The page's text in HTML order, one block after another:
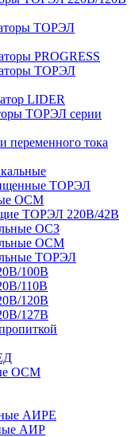
ТОРЭЛ
PROGRESS
ТОРЭЛ
LIDER
ТОРЭЛ серии
переменного тока
ТОРЭЛ
ОСМ
ТОРЭЛ 220В/42В
ОСЗ
ОСМ
ТОРЭЛ
100В
110В
120В
127В
ОСМ
АИРЕ
АИР